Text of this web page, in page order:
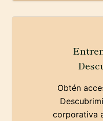
Obtén
corporativa